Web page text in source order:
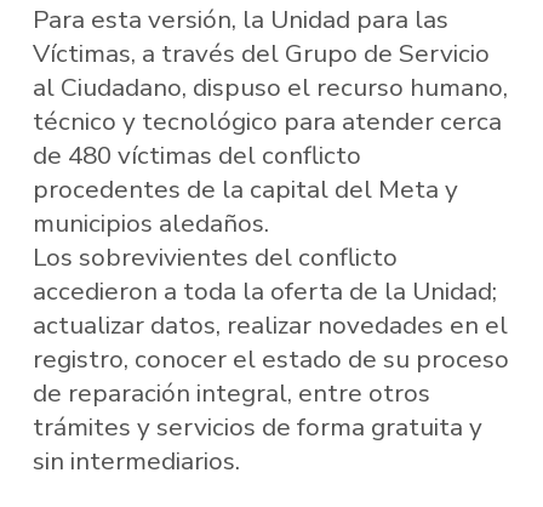
Para esta versión, la Unidad para las
Víctimas, a través del Grupo de Servicio
al Ciudadano, dispuso el recurso humano,
técnico y tecnológico para atender cerca
de 480 víctimas del conflicto
procedentes de la capital del Meta y
municipios aledaños.
Los sobrevivientes del conflicto
accedieron a toda la oferta de la Unidad;
actualizar datos, realizar novedades en el
registro, conocer el estado de su proceso
de reparación integral, entre otros
trámites y servicios de forma gratuita y
sin intermediarios.